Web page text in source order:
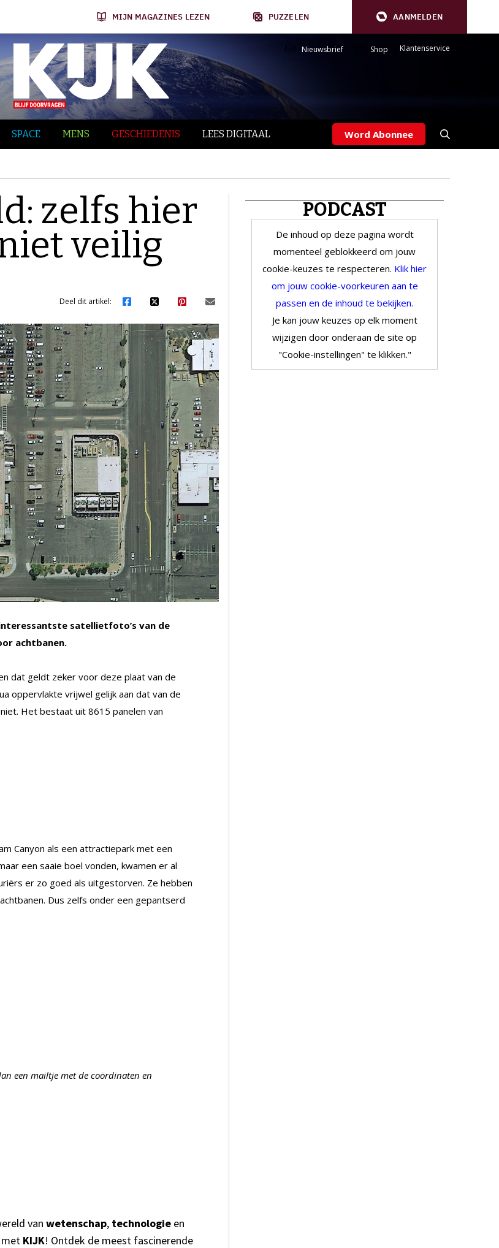
MIJN MAGAZINES LEZEN PUZZELEN AANMELDEN
Nieuwsbrief Shop Klantenservice
SPACE MENS GESCHIEDENIS LEES DIGITAAL Word Abonnee
zelfs hier
veilig
Deel dit artikel:
satellietfoto’s van de
achtbanen.
dat geldt zeker voor deze plaat van de
oppervlakte vrijwel gelijk aan dat van de
Het bestaat uit 8615 panelen van
Canyon als een attractiepark met een
een saaie boel vonden, kwamen er al
er zo goed als uitgestorven. Ze hebben
Dus zelfs onder een gepantserd
een mailtje met de coördinaten en
van wetenschap, technologieen
KIJK! Ontdek de meest fascinerende
PODCAST
De inhoud op deze pagina wordt
momenteel geblokkeerd om jouw
cookie-keuzes te respecteren. Klik hier
om jouw cookie-voorkeuren aan te
passen en de inhoud te bekijken.
Je kan jouw keuzes op elk moment
wijzigen door onderaan de site op
"Cookie-instellingen" te klikken."